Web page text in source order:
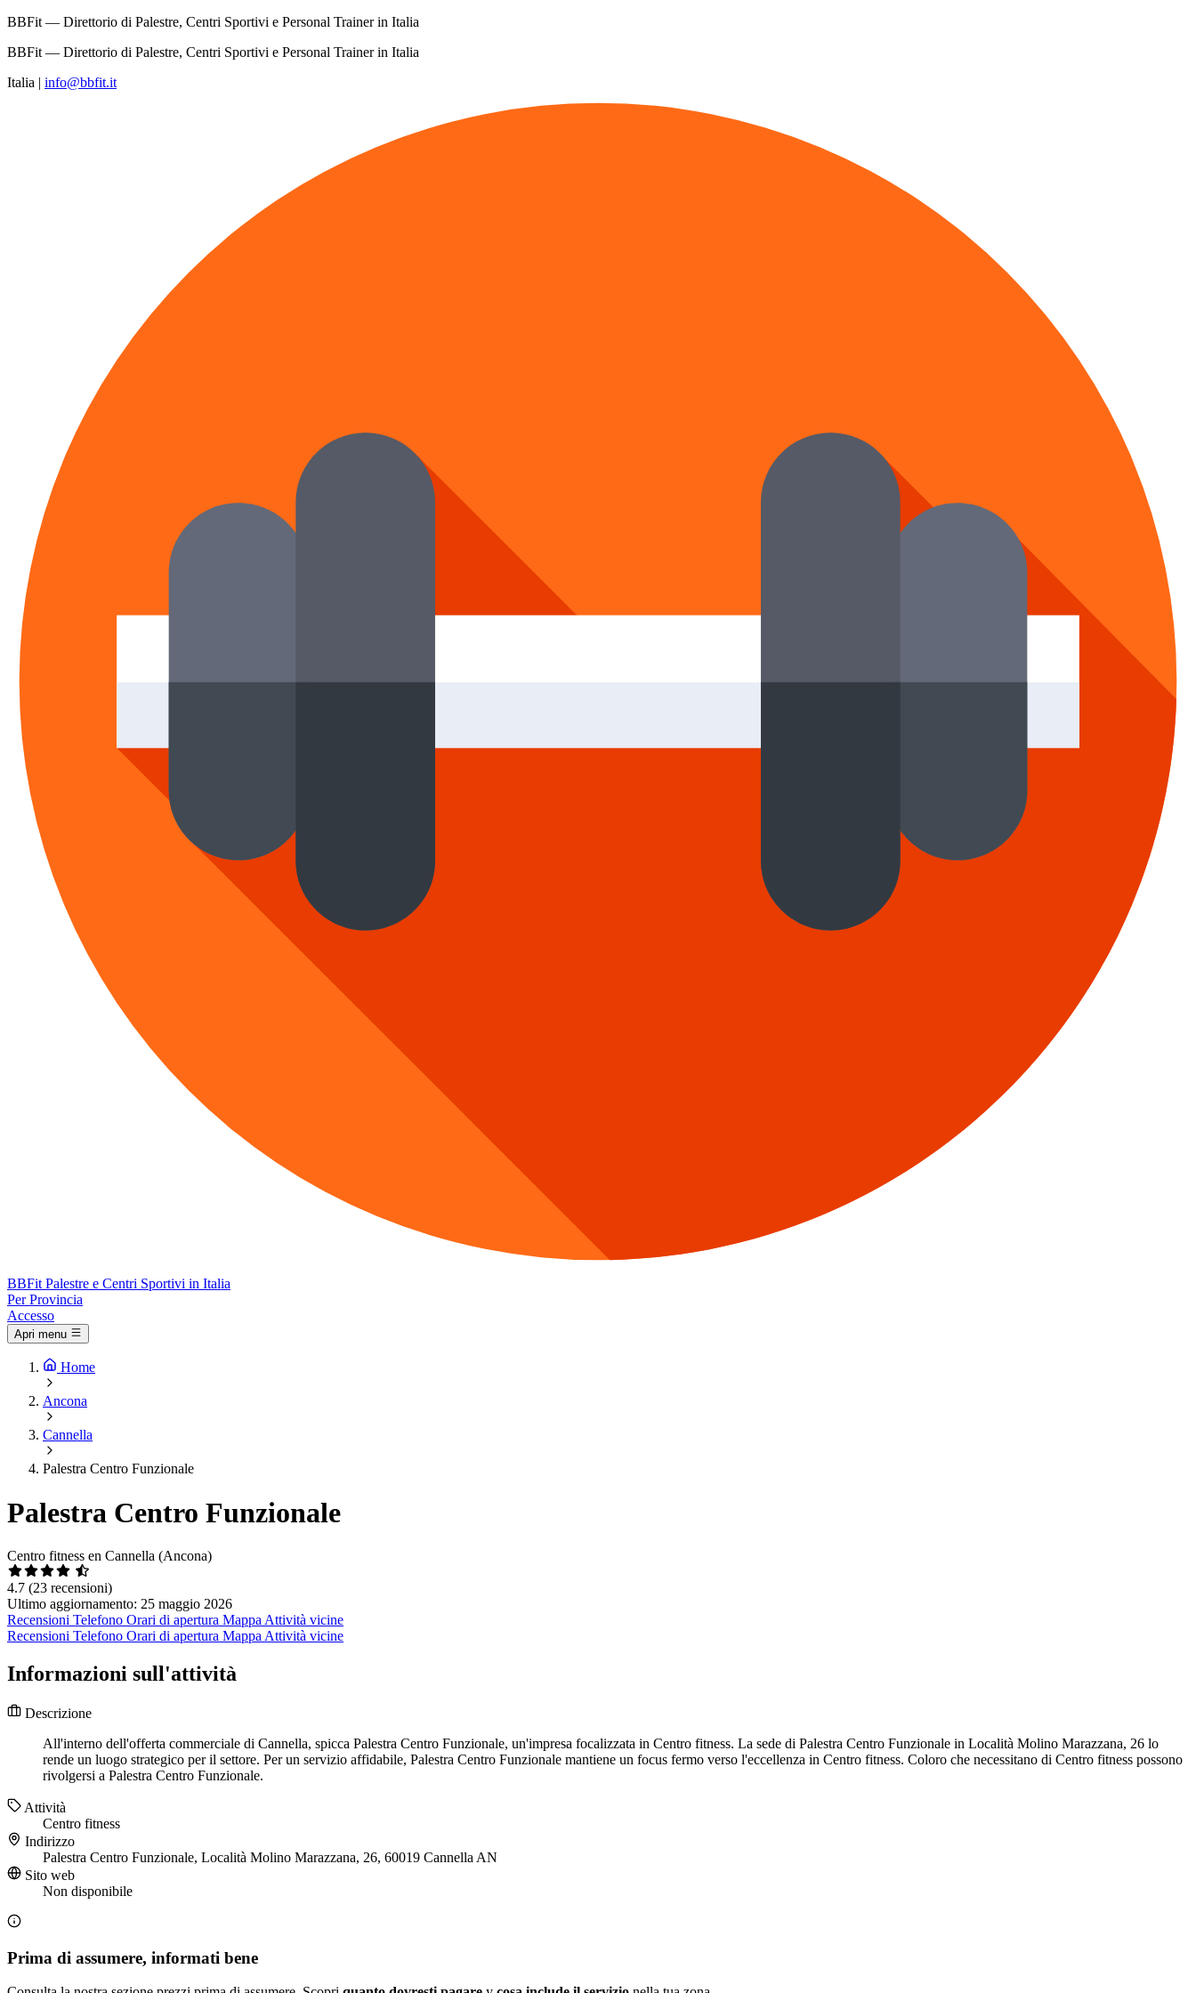
BBFit — Direttorio di Palestre, Centri Sportivi e Personal Trainer in Italia
BBFit — Direttorio di Palestre, Centri Sportivi e Personal Trainer in Italia
Italia | info@bbfit.it
BBFit Palestre e Centri Sportivi in Italia
Per Provincia
Accesso
Apri menu
Home
Ancona
Cannella
Palestra Centro Funzionale
Palestra Centro Funzionale
Centro fitness en Cannella (Ancona)
4.7 (23 recensioni)
Ultimo aggiornamento: 25 maggio 2026
Recensioni Telefono Orari di apertura Mappa Attività vicine
Recensioni Telefono Orari di apertura Mappa Attività vicine
Informazioni sull'attività
Descrizione
All'interno dell'offerta commerciale di Cannella, spicca Palestra Centro Funzionale, un'impresa focalizzata in Centro fitness. La sede di Palestra Centro Funzionale in Località Molino Marazzana, 26 lo
rende un luogo strategico per il settore. Per un servizio affidabile, Palestra Centro Funzionale mantiene un focus fermo verso l'eccellenza in Centro fitness. Coloro che necessitano di Centro fitness possono
rivolgersi a Palestra Centro Funzionale.
Attività
Centro fitness
Indirizzo
Palestra Centro Funzionale, Località Molino Marazzana, 26, 60019 Cannella AN
Sito web
Non disponibile
Prima di assumere, informati bene